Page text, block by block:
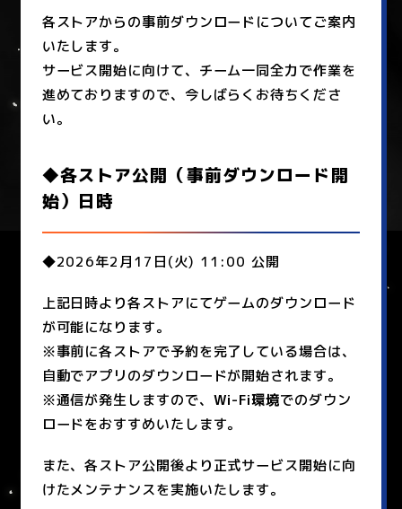
各ストアからの事前ダウンロードについてご案内
いたします。
サービス開始に向けて、チーム一同全力で作業を
進めておりますので、今しばらくお待ちくださ
い。
◆各ストア公開（事前ダウンロード開
始）日時
◆2026年2月17日(火) 11:00 公開
上記日時より各ストアにてゲームのダウンロード
が可能になります。
※事前に各ストアで予約を完了している場合は、
自動でアプリのダウンロードが開始されます。
※通信が発生しますので、 Wi-Fi環境でのダウン
ロードをおすすめいたします。
また、各ストア公開後より正式サービス開始に向
けたメンテナンスを実施いたします。